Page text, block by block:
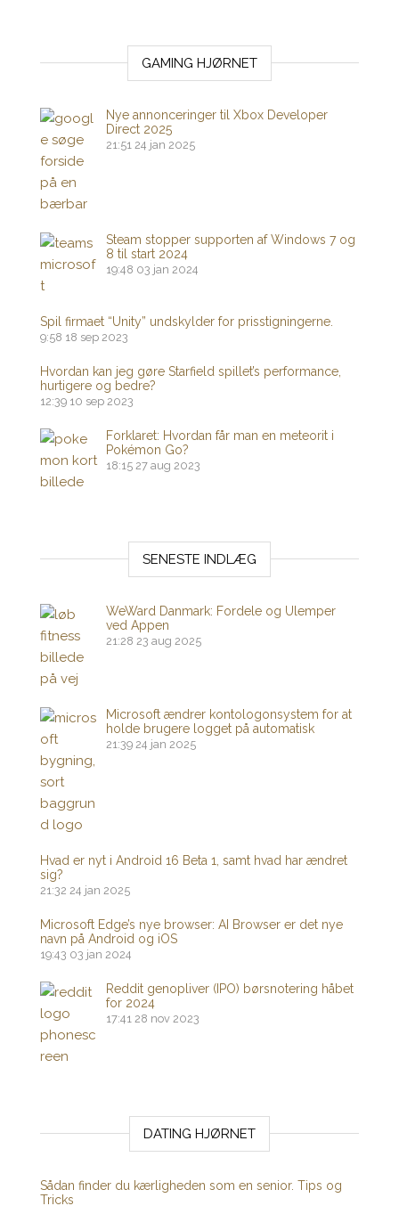
GAMING HJØRNET
Nye annonceringer til Xbox Developer
Direct 2025
21:51 24 jan 2025
Steam stopper supporten af ​​Windows 7 og
8 til start 2024
19:48 03 jan 2024
Spil firmaet “Unity” undskylder for prisstigningerne.
9:58 18 sep 2023
Hvordan kan jeg gøre Starfield spillet’s performance,
hurtigere og bedre?
12:39 10 sep 2023
Forklaret: Hvordan får man en meteorit i
Pokémon Go?
18:15 27 aug 2023
SENESTE INDLÆG
WeWard Danmark: Fordele og Ulemper
ved Appen
21:28 23 aug 2025
Microsoft ændrer kontologonsystem for at
holde brugere logget på automatisk
21:39 24 jan 2025
Hvad er nyt i Android 16 Beta 1, samt hvad har ændret
sig?
21:32 24 jan 2025
Microsoft Edge’s nye browser: AI Browser er det nye
navn på Android og iOS
19:43 03 jan 2024
Reddit genopliver (IPO) børsnotering håbet
for 2024
17:41 28 nov 2023
DATING HJØRNET
Sådan finder du kærligheden som en senior. Tips og
Tricks